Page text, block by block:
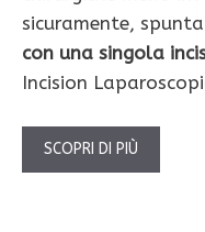
sicuramente,
con una singola
Incision
SCOPRI DI PIÙ